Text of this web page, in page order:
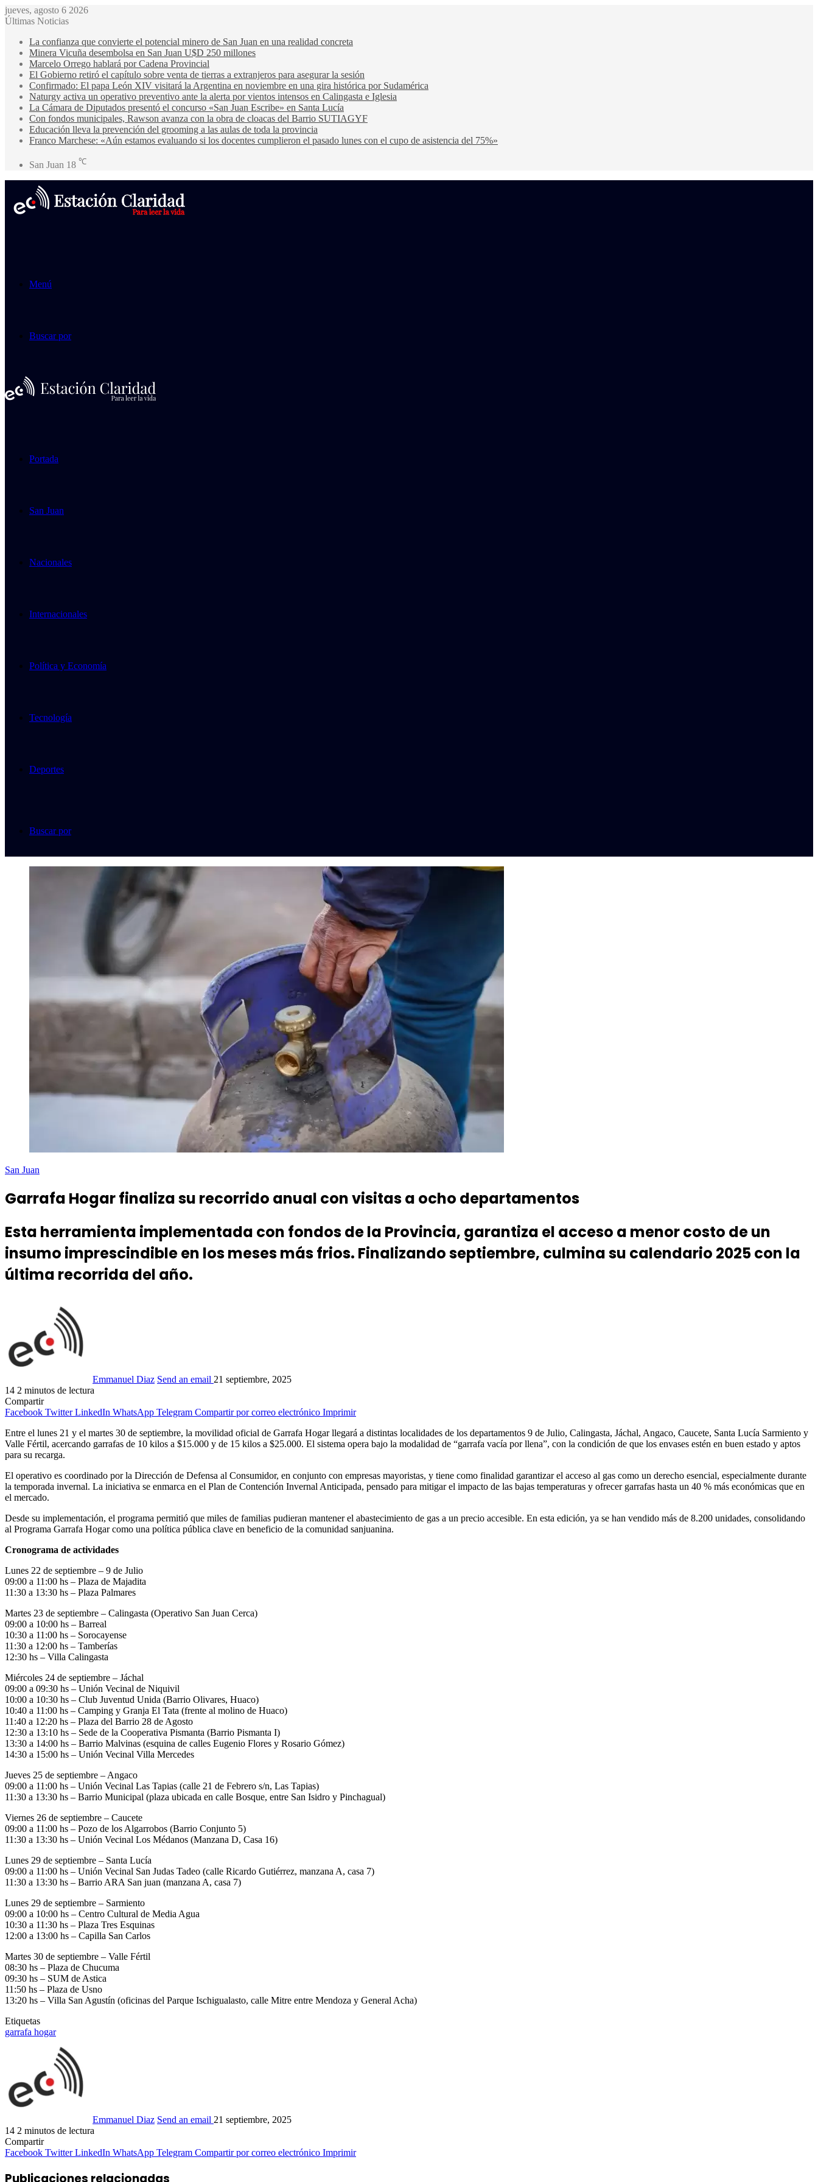
jueves, agosto 6 2026
Últimas Noticias
La confianza que convierte el potencial minero de San Juan en una realidad concreta
Minera Vicuña desembolsa en San Juan U$D 250 millones
Marcelo Orrego hablará por Cadena Provincial
El Gobierno retiró el capítulo sobre venta de tierras a extranjeros para asegurar la sesión
Confirmado: El papa León XIV visitará la Argentina en noviembre en una gira histórica por Sudamérica
Naturgy activa un operativo preventivo ante la alerta por vientos intensos en Calingasta e Iglesia
La Cámara de Diputados presentó el concurso «San Juan Escribe» en Santa Lucía
Con fondos municipales, Rawson avanza con la obra de cloacas del Barrio SUTIAGYF
Educación lleva la prevención del grooming a las aulas de toda la provincia
Franco Marchese: «Aún estamos evaluando si los docentes cumplieron el pasado lunes con el cupo de asistencia del 75%»
San Juan 18 ℃
Menú
Buscar por
Portada
San Juan
Nacionales
Internacionales
Política y Economía
Tecnología
Deportes
Buscar por
San Juan
Garrafa Hogar finaliza su recorrido anual con visitas a ocho departamentos
Esta herramienta implementada con fondos de la Provincia, garantiza el acceso a menor costo de un
insumo imprescindible en los meses más frios. Finalizando septiembre, culmina su calendario 2025 con la
última recorrida del año.
Emmanuel Diaz Send an email 21 septiembre, 2025
14 2 minutos de lectura
Compartir
Facebook Twitter LinkedIn WhatsApp Telegram Compartir por correo electrónico Imprimir
Entre el lunes 21 y el martes 30 de septiembre, la movilidad oficial de Garrafa Hogar llegará a distintas localidades de los departamentos 9 de Julio, Calingasta, Jáchal, Angaco, Caucete, Santa Lucía Sarmiento y
Valle Fértil, acercando garrafas de 10 kilos a $15.000 y de 15 kilos a $25.000. El sistema opera bajo la modalidad de “garrafa vacía por llena”, con la condición de que los envases estén en buen estado y aptos
para su recarga.
El operativo es coordinado por la Dirección de Defensa al Consumidor, en conjunto con empresas mayoristas, y tiene como finalidad garantizar el acceso al gas como un derecho esencial, especialmente durante
la temporada invernal. La iniciativa se enmarca en el Plan de Contención Invernal Anticipada, pensado para mitigar el impacto de las bajas temperaturas y ofrecer garrafas hasta un 40 % más económicas que en
el mercado.
Desde su implementación, el programa permitió que miles de familias pudieran mantener el abastecimiento de gas a un precio accesible. En esta edición, ya se han vendido más de 8.200 unidades, consolidando
al Programa Garrafa Hogar como una política pública clave en beneficio de la comunidad sanjuanina.
Cronograma de actividades
Lunes 22 de septiembre – 9 de Julio
09:00 a 11:00 hs – Plaza de Majadita
11:30 a 13:30 hs – Plaza Palmares
Martes 23 de septiembre – Calingasta (Operativo San Juan Cerca)
09:00 a 10:00 hs – Barreal
10:30 a 11:00 hs – Sorocayense
11:30 a 12:00 hs – Tamberías
12:30 hs – Villa Calingasta
Miércoles 24 de septiembre – Jáchal
09:00 a 09:30 hs – Unión Vecinal de Niquivil
10:00 a 10:30 hs – Club Juventud Unida (Barrio Olivares, Huaco)
10:40 a 11:00 hs – Camping y Granja El Tata (frente al molino de Huaco)
11:40 a 12:20 hs – Plaza del Barrio 28 de Agosto
12:30 a 13:10 hs – Sede de la Cooperativa Pismanta (Barrio Pismanta I)
13:30 a 14:00 hs – Barrio Malvinas (esquina de calles Eugenio Flores y Rosario Gómez)
14:30 a 15:00 hs – Unión Vecinal Villa Mercedes
Jueves 25 de septiembre – Angaco
09:00 a 11:00 hs – Unión Vecinal Las Tapias (calle 21 de Febrero s/n, Las Tapias)
11:30 a 13:30 hs – Barrio Municipal (plaza ubicada en calle Bosque, entre San Isidro y Pinchagual)
Viernes 26 de septiembre – Caucete
09:00 a 11:00 hs – Pozo de los Algarrobos (Barrio Conjunto 5)
11:30 a 13:30 hs – Unión Vecinal Los Médanos (Manzana D, Casa 16)
Lunes 29 de septiembre – Santa Lucía
09:00 a 11:00 hs – Unión Vecinal San Judas Tadeo (calle Ricardo Gutiérrez, manzana A, casa 7)
11:30 a 13:30 hs – Barrio ARA San juan (manzana A, casa 7)
Lunes 29 de septiembre – Sarmiento
09:00 a 10:00 hs – Centro Cultural de Media Agua
10:30 a 11:30 hs – Plaza Tres Esquinas
12:00 a 13:00 hs – Capilla San Carlos
Martes 30 de septiembre – Valle Fértil
08:30 hs – Plaza de Chucuma
09:30 hs – SUM de Astica
11:50 hs – Plaza de Usno
13:20 hs – Villa San Agustín (oficinas del Parque Ischigualasto, calle Mitre entre Mendoza y General Acha)
Etiquetas
garrafa hogar
Emmanuel Diaz Send an email 21 septiembre, 2025
14 2 minutos de lectura
Compartir
Facebook Twitter LinkedIn WhatsApp Telegram Compartir por correo electrónico Imprimir
Publicaciones relacionadas